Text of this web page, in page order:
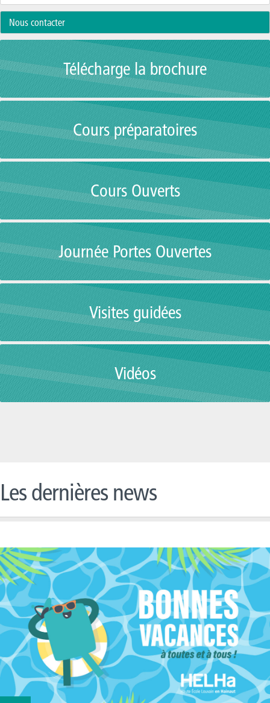
Nous contacter
Télécharge la brochure
Cours préparatoires
Cours Ouverts
Journée Portes Ouvertes
Visites guidées
Vidéos
Les dernières news